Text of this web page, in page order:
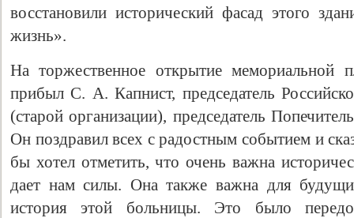
восстановили исторический фасад этого
жизнь».
На торжественное открытие мемориальной
прибыл С. А. Капнист, председатель
(старой организации), председатель
Он поздравил всех с радостным событием и
бы хотел отметить, что очень важна
дает нам силы. Она также важна для
история этой больницы. Это было